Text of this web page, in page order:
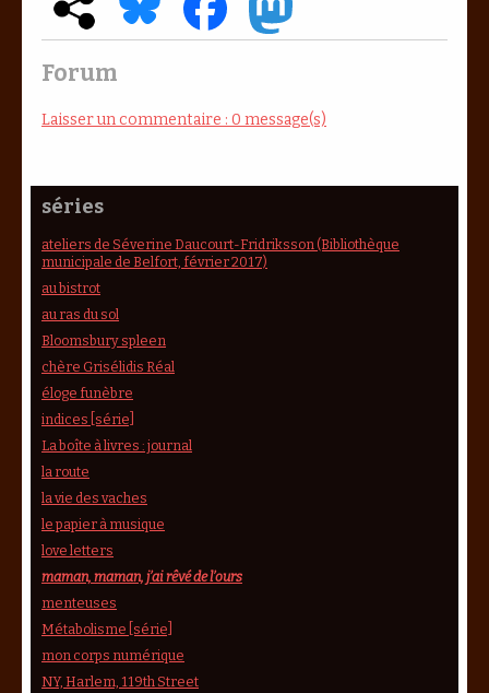
Forum
Laisser un commentaire : 0 message(s)
séries
ateliers de Séverine Daucourt-Fridriksson (Bibliothèque
municipale de Belfort, février 2017)
au bistrot
au ras du sol
Bloomsbury spleen
chère Grisélidis Réal
éloge funèbre
indices [série]
La boîte à livres : journal
la route
la vie des vaches
le papier à musique
love letters
maman, maman, j’ai rêvé de l’ours
menteuses
Métabolisme [série]
mon corps numérique
NY, Harlem, 119th Street